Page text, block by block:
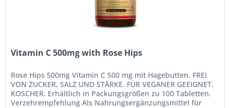
Vitamin C 500mg with Rose Hips
Rose Hips 500mg Vitamin C 500 mg mit Hagebutten. FREI
VON ZUCKER, SALZ UND STÄRKE. FÜR VEGANER GEEIGNET.
KOSCHER. Erhältlich in Packungsgrößen zu 100 Tabletten.
Verzehrempfehlung Als Nahrungsergänzungsmittel für